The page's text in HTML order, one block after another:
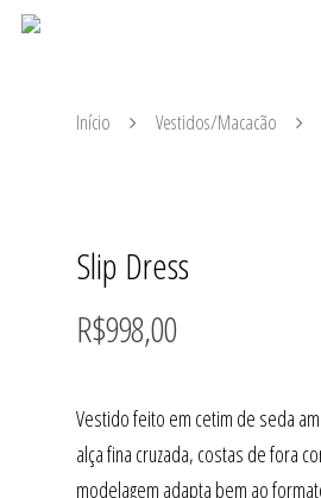
Início Vestidos/Macacão
Slip Dress
R$998,00
Vestido feito em cetim de seda
alça fina cruzada, costas de fora
modelagem adapta bem ao